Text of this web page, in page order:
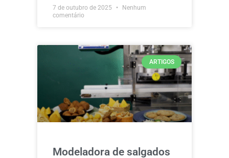
7 de outubro de 2025
Nenhum
comentário
ARTIGOS
Modeladora de salgados